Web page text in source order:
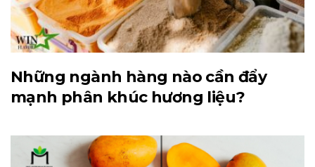
Những ngành hàng nào cần đẩy
mạnh phân khúc hương liệu?